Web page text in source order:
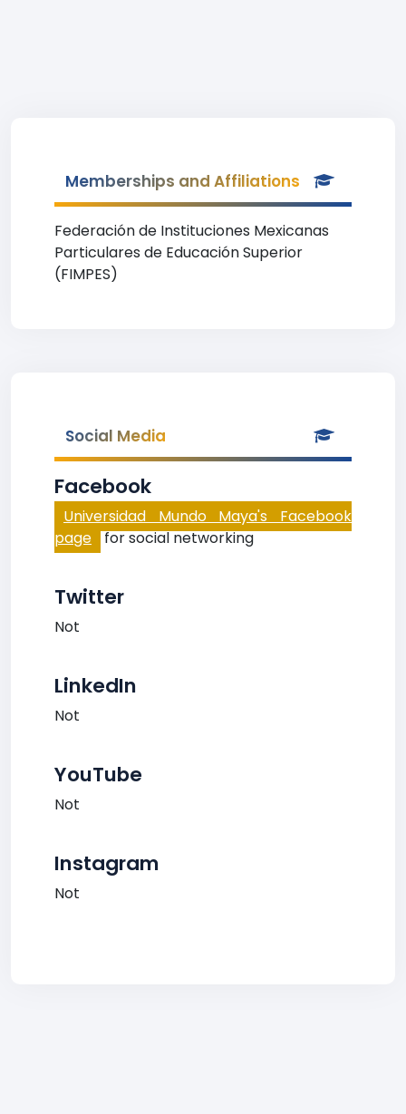
Memberships and Affiliations
Federación de Instituciones Mexicanas
Particulares de Educación Superior
(FIMPES)
Social Media
Facebook
Universidad Mundo Maya's Facebook
page for social networking
Twitter
Not
LinkedIn
Not
YouTube
Not
Instagram
Not